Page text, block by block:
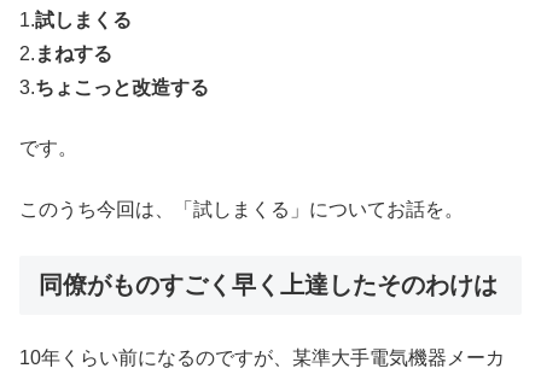
1.試しまくる
2. まねする
3.ちょこっと改造する
です。
このうち今回は、「試しまくる」についてお話を。
同僚がものすごく早く上達したそのわけは
10年くらい前になるのですが、某準大手電気機器メーカ